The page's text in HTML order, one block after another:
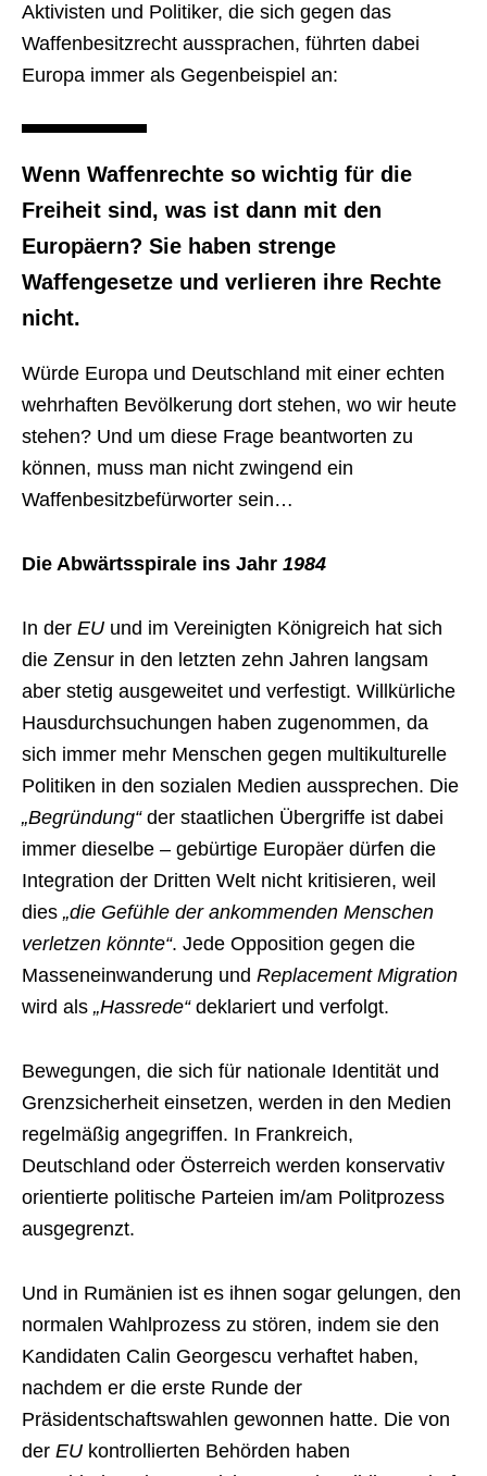
Aktivisten und Politiker, die sich gegen das
Waffenbesitzrecht aussprachen, führten dabei
Europa immer als Gegenbeispiel an:
Wenn Waffenrechte so wichtig für die
Freiheit sind, was ist dann mit den
Europäern? Sie haben strenge
Waffengesetze und verlieren ihre Rechte
nicht.
Würde Europa und Deutschland mit einer echten
wehrhaften Bevölkerung dort stehen, wo wir heute
stehen? Und um diese Frage beantworten zu
können, muss man nicht zwingend ein
Waffenbesitzbefürworter sein…
Die Abwärtsspirale ins Jahr 1984
In der EU und im Vereinigten Königreich hat sich
die Zensur in den letzten zehn Jahren langsam
aber stetig ausgeweitet und verfestigt. Willkürliche
Hausdurchsuchungen haben zugenommen, da
sich immer mehr Menschen gegen multikulturelle
Politiken in den sozialen Medien aussprechen. Die
„Begründung“der staatlichen Übergriffe ist dabei
immer dieselbe – gebürtige Europäer dürfen die
Integration der Dritten Welt nicht kritisieren, weil
dies „die Gefühle der ankommenden Menschen
verletzen könnte“. Jede Opposition gegen die
Masseneinwanderung und Replacement Migration
wird als „Hassrede“deklariert und verfolgt.
Bewegungen, die sich für nationale Identität und
Grenzsicherheit einsetzen, werden in den Medien
regelmäßig angegriffen. In Frankreich,
Deutschland oder Österreich werden konservativ
orientierte politische Parteien im/am Politprozess
ausgegrenzt.
Und in Rumänien ist es ihnen sogar gelungen, den
normalen Wahlprozess zu stören, indem sie den
Kandidaten Calin Georgescu verhaftet haben,
nachdem er die erste Runde der
Präsidentschaftswahlen gewonnen hatte. Die von
der EU kontrollierten Behörden haben